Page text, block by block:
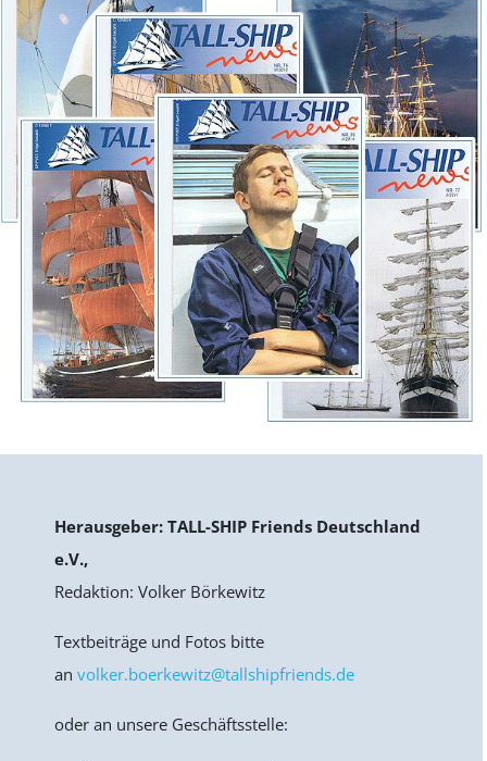
Herausgeber: TALL-SHIP Friends Deutschland
e.V.,
Redaktion: Volker Börkewitz
Textbeiträge und Fotos bitte
an volker.boerkewitz@tallshipfriends.de
oder an unsere Geschäftsstelle: